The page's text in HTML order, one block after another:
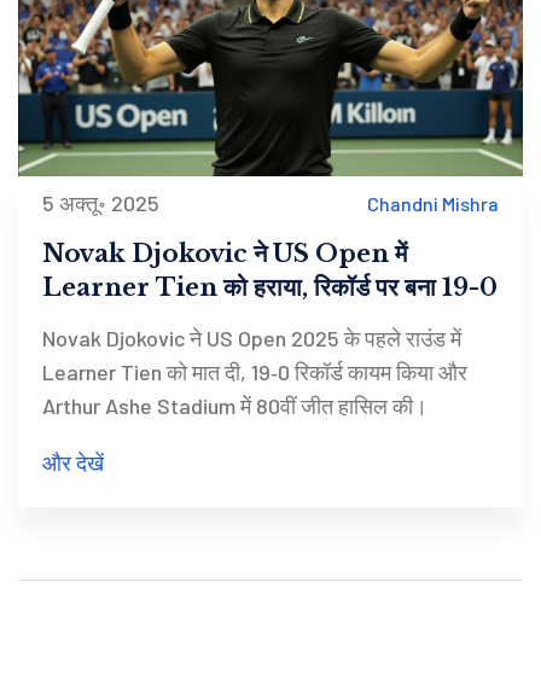
5 अक्तू॰ 2025 Chandni Mishra
Novak Djokovic ने US Open में
Learner Tien को हराया, रिकॉर्ड पर बना 19-0
Novak Djokovic ने US Open 2025 के पहले राउंड में
Learner Tien को मात दी, 19‑0 रिकॉर्ड कायम किया और
Arthur Ashe Stadium में 80वीं जीत हासिल की।
और देखें